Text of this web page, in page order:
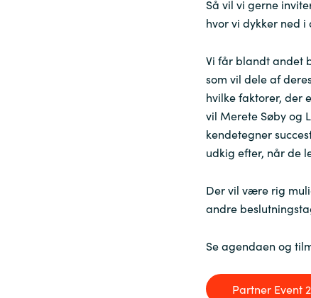
Sri Lanka
Ukraine
Så vil vi gerne
hvor vi dykker ned
Vi får blandt andet
som vil dele af
hvilke faktorer, der
vil Merete Søby og
kendetegner
udkig efter, når de
Der vil være rig
andre
Se agendaen og
Partner Event